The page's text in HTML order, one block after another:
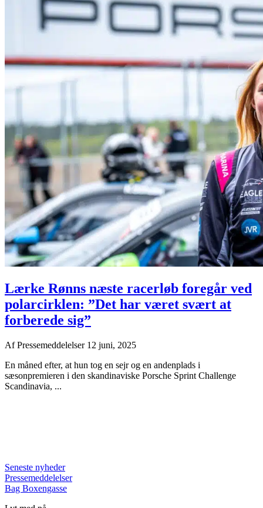
Lærke Rønns næste racerløb foregår ved
polarcirklen: ”Det har været svært at
forberede sig”
AfPressemeddelelser 12 juni, 2025
En måned efter, at hun tog en sejr og en andenplads i
sæsonpremieren i den skandinaviske Porsche Sprint Challenge
Scandinavia, ...
Seneste nyheder
Pressemeddelelser
Bag Boxengasse